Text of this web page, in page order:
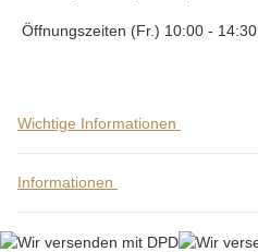
Öffnungszeiten (Fr.) 10:00 - 14:30
Wichtige Informationen
Informationen